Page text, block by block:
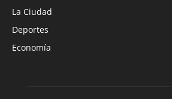
La Ciudad
Deportes
Economía